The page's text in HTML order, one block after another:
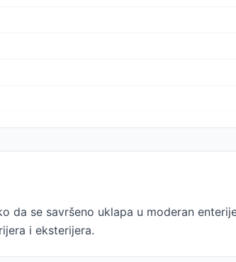
se savršeno uklapa u moderan
i eksterijera.